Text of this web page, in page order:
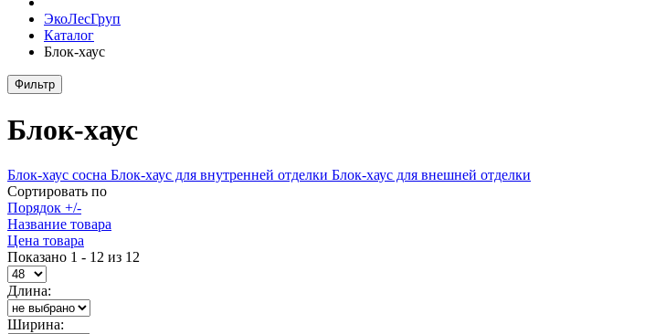
ЭкоЛесГруп
Каталог
Блок-хаус
Фильтр
Блок-хаус
Блок-хаус сосна Блок-хаус для внутренней отделки Блок-хаус для внешней отделки
Сортировать по
Порядок +/-
Название товара
Цена товара
Показано 1 - 12 из 12
Длина:
Ширина: